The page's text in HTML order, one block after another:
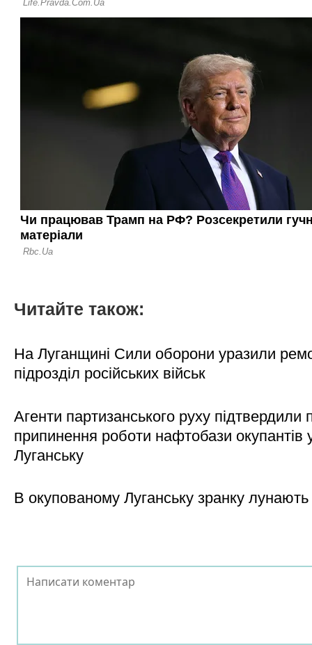
Читайте також:
На Луганщині Сили оборони уразили
підрозділ російських військ
Агенти партизанського руху підтвердили
припинення роботи нафтобази окупантів
Луганську
В окупованому Луганську зранку